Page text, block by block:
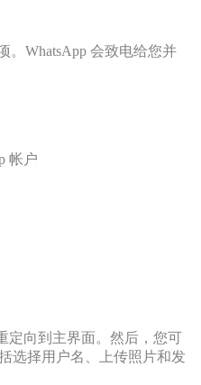
。WhatsApp 会致电给您并
帐户
定向到主界面。然后，您可
选择用户名、上传照片和发